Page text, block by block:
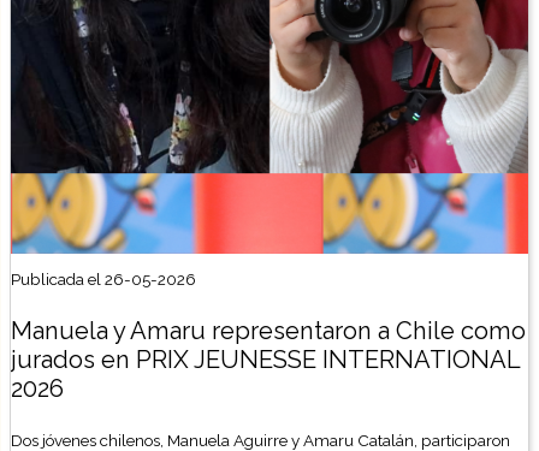
Publicada el 26-05-2026
Manuela y Amaru representaron a Chile como
jurados en PRIX JEUNESSE INTERNATIONAL
2026
Dos jóvenes chilenos, Manuela Aguirre y Amaru Catalán, participaron